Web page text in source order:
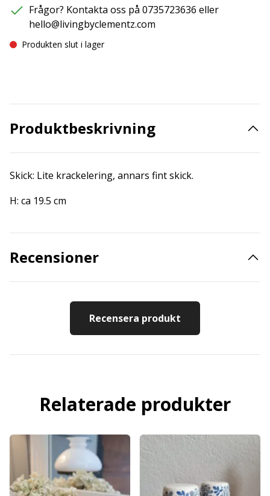
Frågor? Kontakta oss på 0735723636 eller
hello@livingbyclementz.com
Produkten slut i lager
Produktbeskrivning
Skick: Lite krackelering, annars fint skick.
H: ca 19.5 cm
Recensioner
Recensera produkt
Relaterade produkter